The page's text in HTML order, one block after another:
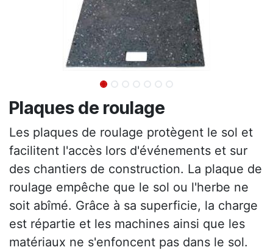
Plaques de roulage
Les plaques de roulage protègent le sol et
facilitent l'accès lors d'événements et sur
des chantiers de construction. La plaque de
roulage empêche que le sol ou l'herbe ne
soit abîmé. Grâce à sa superficie, la charge
est répartie et les machines ainsi que les
matériaux ne s'enfoncent pas dans le sol.